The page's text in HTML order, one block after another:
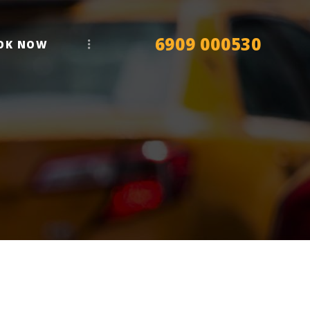
NOW 6909 000530